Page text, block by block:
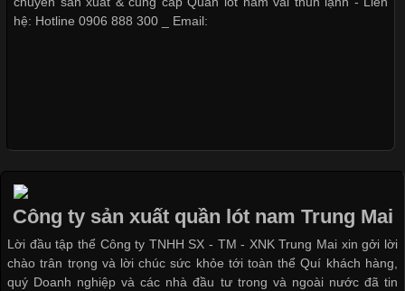
Các Form Áo Thun Phổ Biến Hiện Nay Và Xu Hướng Trong
Ngành May Mặc Áo thun là một trong những trang phục quen
thuộc và được sử dụng phổ biến nhất hiện nay. Không chỉ đa
dạng về màu sắc hay chất liệu, áo thun còn có nhiều form dáng
khác nhau để phù hợp với từng phong cách thời trang và nhu
cầu
hệ: Hotline 0906 888 300 _ Email:
Công ty sản xuất quần lót nam Trung Mai
Lời đầu tập thể Công ty TNHH SX - TM - XNK Trung Mai xin gởi lời
chào trân trọng và lời chúc sức khỏe tới toàn thể Quí khách hàng,
quý Doanh nghiệp và các nhà đầu tư trong và ngoài nước đã tin